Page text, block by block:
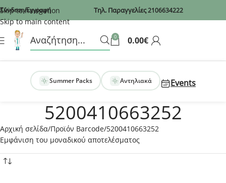
Recaptcha
Skip to navigation
Skip to main content
Σύνδεση/Εγγραφή Τηλ. Παραγγελίες2106634222
0 0.00€
Summer Packs Αντηλιακά Events
5200410663252
Αρχική σελίδα Προϊόν Barcode 5200410663252
Εμφάνιση του μοναδικού αποτελέσματος